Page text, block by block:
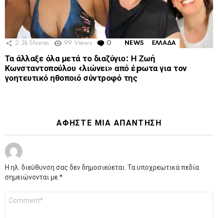
2.3k Shares 99 Views 0 Comments
NEWS ΕΛΛΑΔΑ
Τα άλλαξε όλα μετά το διαζύγιο: Η Ζωή
Κωνσταντοπούλου «λιώνει» από έpωτα για τον
γοητευτικό ηθοποιό σύντροφό της
ΑΦΉΣΤΕ ΜΙΑ ΑΠΆΝΤΗΣΗ
Η ηλ. διεύθυνση σας δεν δημοσιεύεται. Τα υποχρεωτικά πεδία
σημειώνονται με*